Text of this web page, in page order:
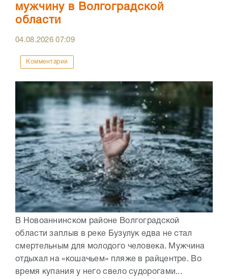
мужчину в Волгоградской
области
04.08.202607:09
Комментарии
В Новоаннинском районе Волгоградской
области заплыв в реке Бузулук едва не стал
смертельным для молодого человека. Мужчина
отдыхал на «кошачьем» пляже в райцентре. Во
время купания у него свело судорогами...